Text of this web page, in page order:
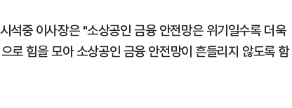
석중 이사장은 "소상공인 금융 안전망은 위기일수록 더욱
로 힘을 모아 소상공인 금융 안전망이 흔들리지 않도록 함